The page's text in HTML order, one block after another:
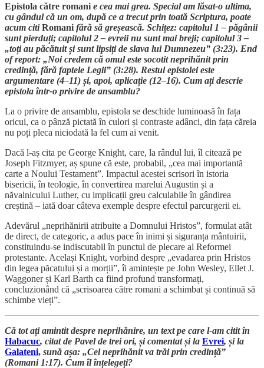
Epistola către romani e cea mai grea. Special am lăsat-o ultima,
cu gândul că un om, după ce a trecut prin toată Scriptura, poate
acum citiRomani fără să greșească. Schițez: capitolul 1 – păgânii
sunt pierduți; capitolul 2 – evreii nu sunt mai breji; capitolul 3 –
„toți au păcătuit și sunt lipsiți de slava lui Dumnezeu” (3:23). End
of report: „Noi credem că omul este socotit neprihănit prin
credință, fără faptele Legii” (3:28). Restul epistolei este
argumentare (4–11) și, apoi, aplicație (12–16). Cum ați descrie
epistola într-o privire de ansamblu?
La o privire de ansamblu, epistola se deschide luminoasă în fața
oricui, ca o pânză pictată în culori și contraste adânci, din fața căreia
nu poți pleca niciodată la fel cum ai venit.
Dacă l-aș cita pe George Knight, care, la rândul lui, îl citează pe
Joseph Fitzmyer, aș spune că este, probabil, „cea mai importantă
carte a Noului Testament”. Impactul acestei scrisori în istoria
bisericii, în teologie, în convertirea marelui Augustin și a
năvalnicului Luther, cu implicații greu calculabile în gândirea
creștină – iată doar câteva exemple despre efectul parcurgerii ei.
Adevărul „neprihănirii atribuite a Domnului Hristos”, formulat atât
de direct, de categoric, a adus pace în inimi și siguranța mântuirii,
constituindu-se indiscutabil în punctul de plecare al Reformei
protestante. Același Knight, vorbind despre „evadarea prin Hristos
din legea păcatului și a morții”, îi amintește pe John Wesley, Ellet J.
Waggoner și Karl Barth ca fiind profund transformați,
concluzionând că „scrisoarea către romani a schimbat și continuă să
schimbe vieți”.
Că tot ați amintit despre neprihănire, un text pe care l-am citit în
Habacuc, citat de Pavel de trei ori, și comentat și la Evrei, și la
Galateni, sună așa: „Cel neprihănit va trăi prin credință”
(Romani 1:17). Cum îl înțelegeți?